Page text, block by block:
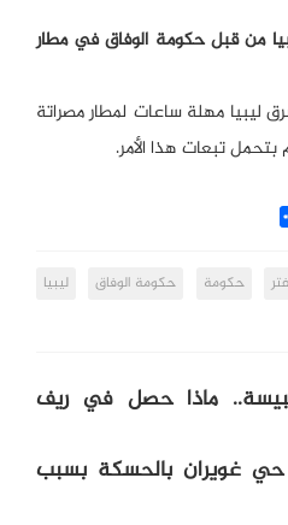
من قبل حكومة الوفاق في مطار
مهلة ساعات لمطار مصراتة
بتحمل تبعات هذا الأمر.
Share
حكومة حكومة الوفاق
ليبيا
ماذا حصل في ريف
حي غويران بالحسكة بسبب